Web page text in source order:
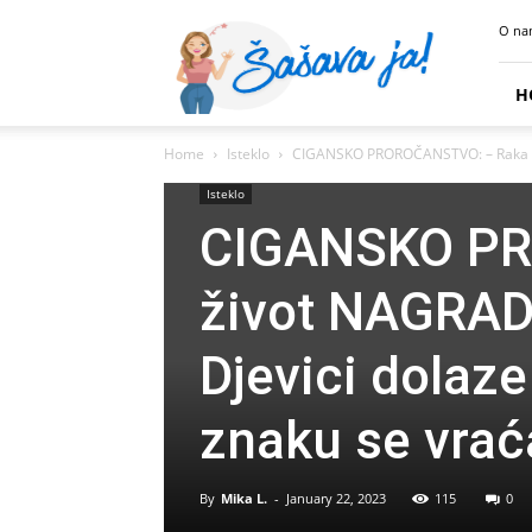
Ja
O
Home Isteklo CIGANSKO PROROČANSTVO: –
Isteklo
CIGANSKO
život
Djevici dolaze
znaku se
By Mika L. - January 22, 2023 115 0